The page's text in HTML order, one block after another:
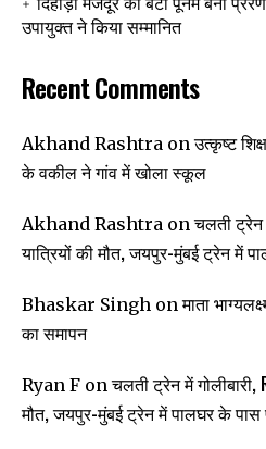
उपायुक्त ने किया सम्मानित
Recent Comments
Akhand Rashtra onउत्कृष्ट
के वकील ने गांव में खोला स्कूल
Akhand Rashtra onचलती ट्रेन
यात्रियों की मौत, जयपुर-मुंबई ट्रेन में
Bhaskar Singh onमाता
का समापन
Ryan F onचलती ट्रेन में
मौत, जयपुर-मुंबई ट्रेन में पालघर के पास